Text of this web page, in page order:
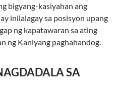
bigyang-kasiyahan ang
inilalagay sa posisyon upang
ng kapatawaran sa ating
ng Kaniyang paghahandog.
SA